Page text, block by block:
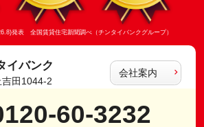
発表 全国賃貸住宅新聞調べ（チンタイバンクグループ）
イバンク
田1044-2
会社案内
60-3232